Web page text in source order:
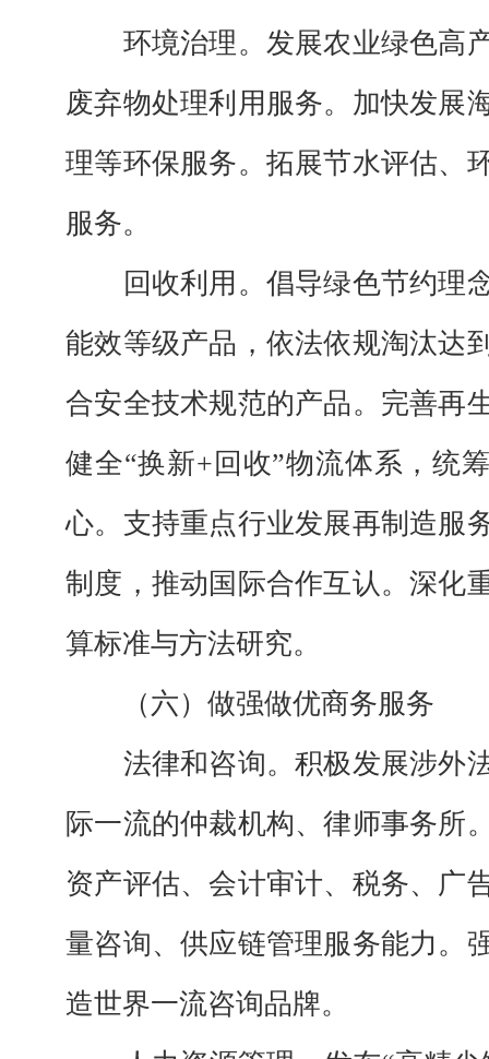
环境治理。 发展农业绿色高
废弃物处理利用服务。加快发展
理等环保服务。拓展节水评估、
服务。
回收利用。 倡导绿色节约理
能效等级产品，依法依规淘汰达
合安全技术规范的产品。完善再
健全“换新+回收”物流体系，统
心。支持重点行业发展再制造服
制度，推动国际合作互认。深化
算标准与方法研究。
（六）做强做优商务服务
法律和咨询。积极发展涉外
际一流的仲裁机构、律师事务所
资产评估、会计审计、税务、广
量咨询、供应链管理服务能力。
造世界一流咨询品牌。